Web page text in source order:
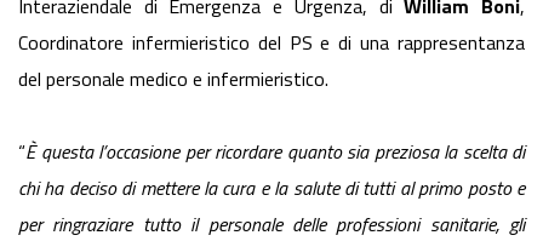
Interaziendale di Emergenza e Urgenza, diWilliam Boni,
Coordinatore infermieristico del PS e di una rappresentanza
del personale medico e infermieristico.
“È questa l’occasione per ricordare quanto sia preziosa la scelta di
chi ha deciso di mettere la cura e la salute di tutti al primo posto e
per ringraziare tutto il personale delle professioni sanitarie, gli